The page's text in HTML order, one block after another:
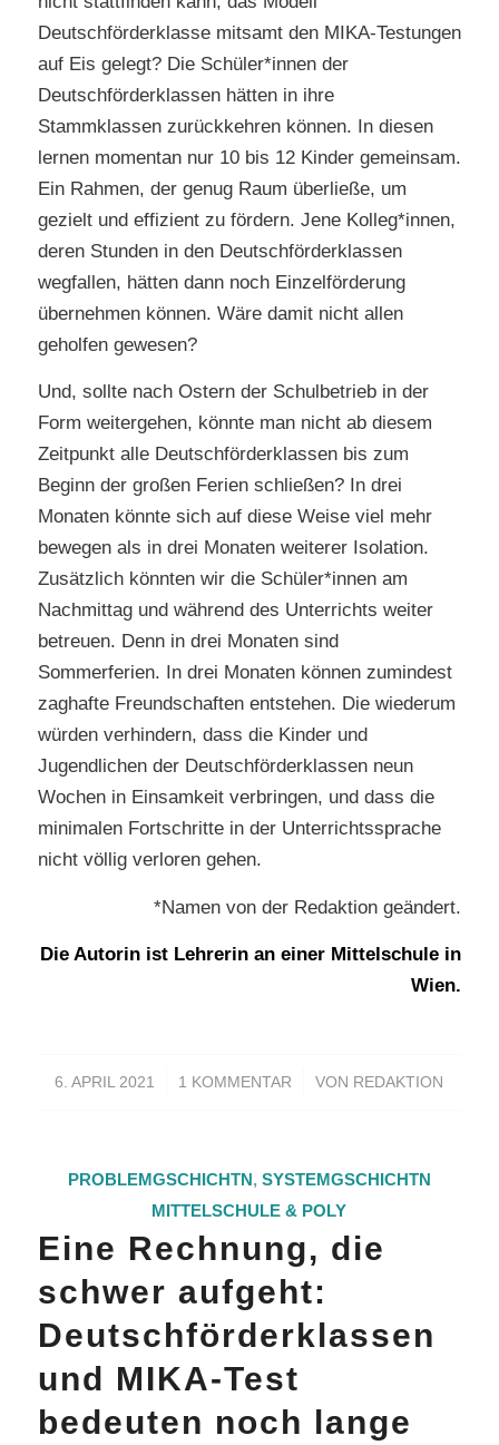
Deutschförderklasse mitsamt den MIKA-Testungen
auf Eis gelegt? Die Schüler*innen der
Deutschförderklassen hätten in ihre
Stammklassen zurückkehren können. In diesen
lernen momentan nur 10 bis 12 Kinder gemeinsam.
Ein Rahmen, der genug Raum überließe, um
gezielt und effizient zu fördern. Jene Kolleg*innen,
deren Stunden in den Deutschförderklassen
wegfallen, hätten dann noch Einzelförderung
übernehmen können. Wäre damit nicht allen
geholfen gewesen?
Und, sollte nach Ostern der Schulbetrieb in der
Form weitergehen, könnte man nicht ab diesem
Zeitpunkt alle Deutschförderklassen bis zum
Beginn der großen Ferien schließen? In drei
Monaten könnte sich auf diese Weise viel mehr
bewegen als in drei Monaten weiterer Isolation.
Zusätzlich könnten wir die Schüler*innen am
Nachmittag und während des Unterrichts weiter
betreuen. Denn in drei Monaten sind
Sommerferien. In drei Monaten können zumindest
zaghafte Freundschaften entstehen. Die wiederum
würden verhindern, dass die Kinder und
Jugendlichen der Deutschförderklassen neun
Wochen in Einsamkeit verbringen, und dass die
minimalen Fortschritte in der Unterrichtssprache
nicht völlig verloren gehen.
*Namen von der Redaktion geändert.
Die Autorin ist Lehrerin an einer Mittelschule in
Wien.
6. APRIL 2021
/ 1 KOMMENTAR
/ VON REDAKTION
PROBLEMGSCHICHTN, SYSTEMGSCHICHTN
MITTELSCHULE & POLY
Eine Rechnung, die
schwer aufgeht:
Deutschförderklassen
und MIKA-Test
bedeuten noch lange